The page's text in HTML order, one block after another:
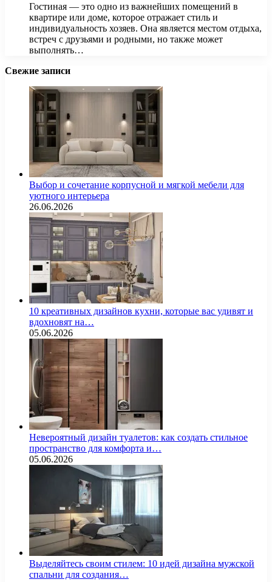
Гостиная — это одно из важнейших помещений в
квартире или доме, которое отражает стиль и
индивидуальность хозяев. Она является местом отдыха,
встреч с друзьями и родными, но также может
выполнять…
Свежие записи
Выбор и сочетание корпусной и мягкой мебели для
уютного интерьера
26.06.2026
10 креативных дизайнов кухни, которые вас удивят и
вдохновят на…
05.06.2026
Невероятный дизайн туалетов: как создать стильное
пространство для комфорта и…
05.06.2026
Выделяйтесь своим стилем: 10 идей дизайна мужской
спальни для создания…